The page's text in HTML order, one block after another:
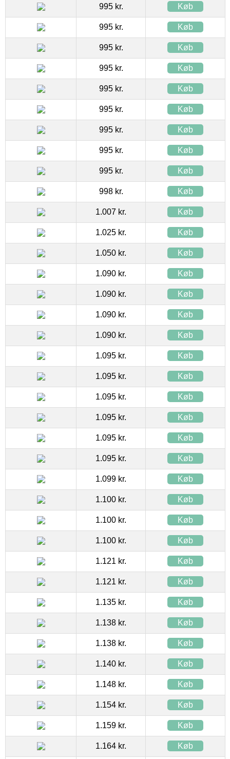
995 kr. Køb
995 kr. Køb
995 kr. Køb
995 kr. Køb
995 kr. Køb
995 kr. Køb
995 kr. Køb
995 kr. Køb
995 kr. Køb
998 kr. Køb
1.007 kr. Køb
1.025 kr. Køb
1.050 kr. Køb
1.090 kr. Køb
1.090 kr. Køb
1.090 kr. Køb
1.090 kr. Køb
1.095 kr. Køb
1.095 kr. Køb
1.095 kr. Køb
1.095 kr. Køb
1.095 kr. Køb
1.095 kr. Køb
1.099 kr. Køb
1.100 kr. Køb
1.100 kr. Køb
1.100 kr. Køb
1.121 kr. Køb
1.121 kr. Køb
1.135 kr. Køb
1.138 kr. Køb
1.138 kr. Køb
1.140 kr. Køb
1.148 kr. Køb
1.154 kr. Køb
1.159 kr. Køb
1.164 kr. Køb